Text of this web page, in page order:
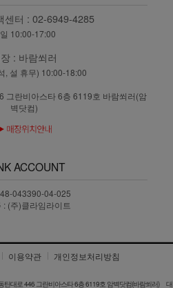
센터 : 02-6949-4285
10:00-17:00
: 바람쐬러
, 설 휴무) 10:00-18:00
그란비아스타 6층 6119호 바람쐬러(암
벽닷컴)
ACCOUNT
043390-04-025
: (주)클라임라이트
이용약관 개인정보처리방침
탄대로 446 그란비아스타 6층 6119호 암벽닷컴(바람쐬러) 대